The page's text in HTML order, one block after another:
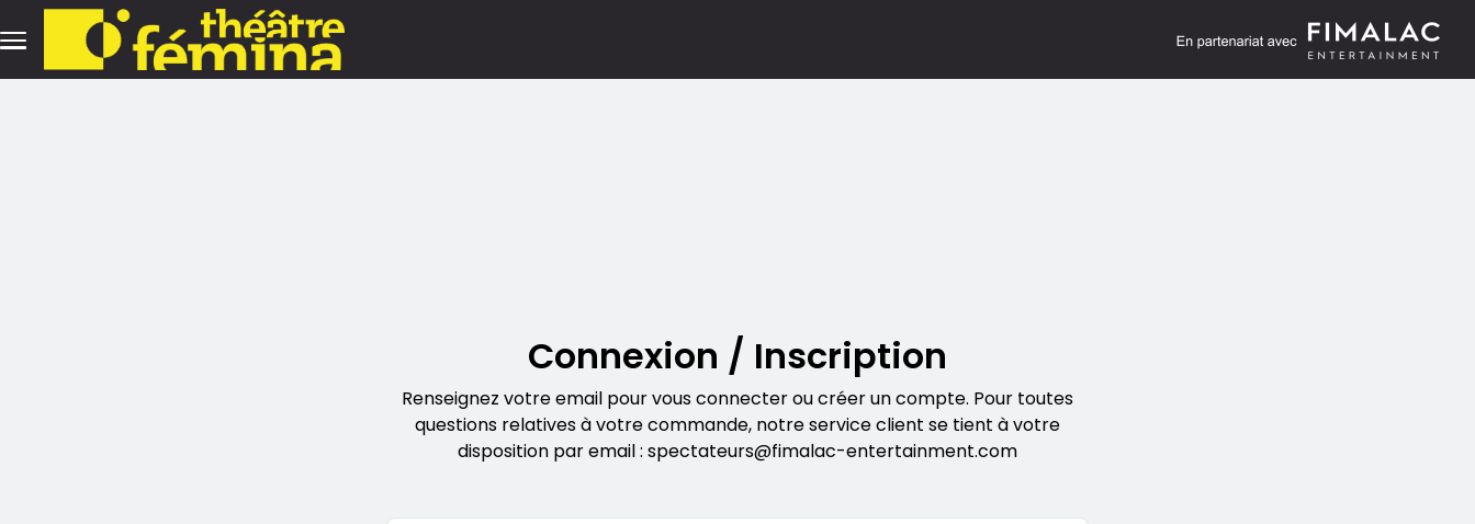
Aller au contenu principal
Connexion / Inscription
Renseignez votre email pour vous connecter ou créer un compte. Pour toutes
questions relatives à votre commande, notre service client se tient à votre
disposition par email : spectateurs@fimalac-entertainment.com